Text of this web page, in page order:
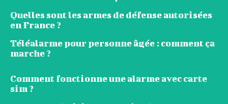
Quelles sont les armes de défense autorisées
en France ?
Téléalarme pour personne âgée : comment ça
marche ?
Comment fonctionne une alarme avec carte
sim ?